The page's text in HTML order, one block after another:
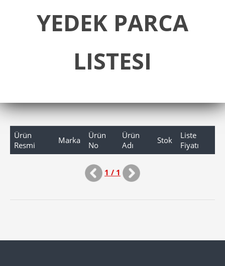
YEDEK PARCA
LISTESI
Ürün
Resmi
Marka
Ürün
No
Ürün
Adı
Stok
Liste
Fiyatı
1 / 1